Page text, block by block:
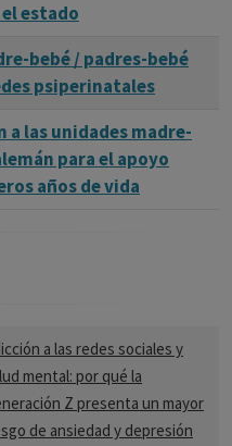
estado
bebé / padres-bebé
psiperinatales
a las unidades madre-
para el apoyo
años de vida
a las redes sociales y
mental: por qué la
Z presenta un mayor
de ansiedad y depresión